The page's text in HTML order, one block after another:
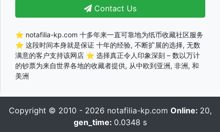
Contact Us
⭐ notafilia-kp.com 十多年来一直可靠地为纸币收藏社区服务
⭐ 这段时间本身就是保证 十年的经验, 不断扩展的选择, 无数
满意的客户支持该网店 ⭐ 选择真正令人印象深刻 – 数以万计
的钞票为来自世界各地的收藏者提供, 从中欧到亚洲, 非洲, 和
美洲
Copyright © 2010 - 2026 notafilia-kp.com Online: 20,
gen_time: 0.0348 s